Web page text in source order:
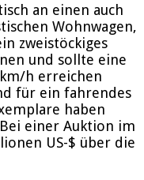
an einen auch
Wohnwagen,
zweistöckiges
und sollte eine
h erreichen
für ein fahrendes
haben
einer Auktion im
US-$ über die